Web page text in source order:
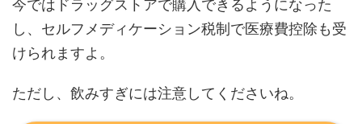
今ではドラッグストアで購入できるようになった
し、セルフメディケーション税制で医療費控除も受
けられますよ。
ただし、飲みすぎには注意してくださいね。